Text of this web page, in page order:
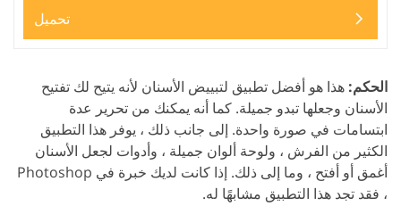
تحميل
الحكم: هذا هو أفضل تطبيق لتبييض الأسنان لأنه يتيح لك تفتيح
الأسنان وجعلها تبدو جميلة. كما أنه يمكنك من تحرير عدة
ابتسامات في صورة واحدة. إلى جانب ذلك ، يوفر هذا التطبيق
الكثير من الفرش ، ولوحة ألوان جميلة ، وأدوات لجعل الأسنان
أغمق أو أفتح ، وما إلى ذلك. إذا كانت لديك خبرة في Photoshop
، فقد تجد هذا التطبيق مشابهًا له.